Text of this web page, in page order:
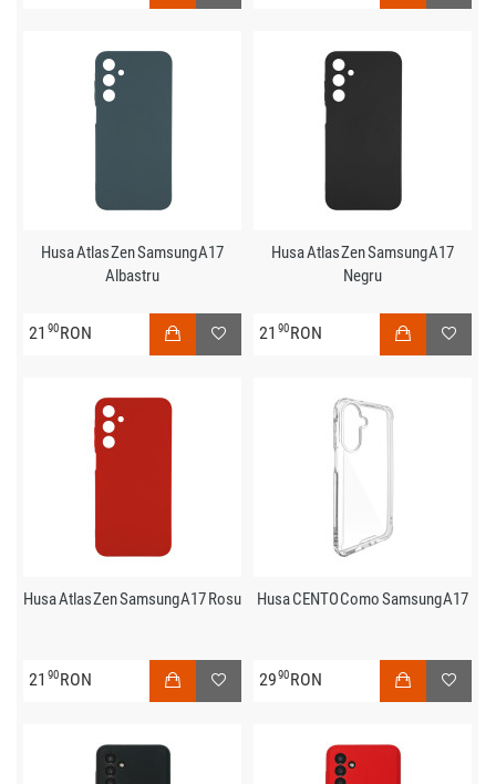
Husa Atlas Zen Samsung A17
Albastru
21 90RON
Husa Atlas Zen Samsung A17
Negru
21 90RON
Husa Atlas Zen Samsung A17 Rosu
21 90RON
Husa CENTO Como Samsung A17
2990RON